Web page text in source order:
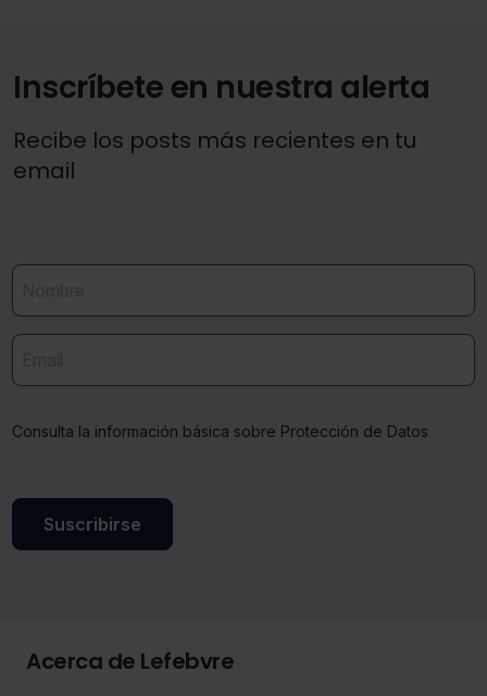
Inscríbete en nuestra alerta
Recibe los posts más recientes en tu
email
Consulta la información básica sobre Protección de Datos
Suscribirse
Acerca de Lefebvre